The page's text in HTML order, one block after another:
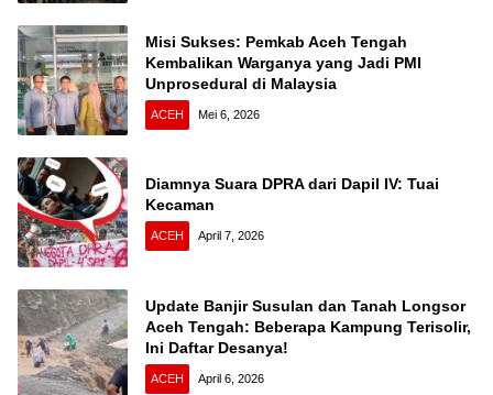
Misi Sukses: Pemkab Aceh Tengah
Kembalikan Warganya yang Jadi PMI
Unprosedural di Malaysia
ACEH Mei 6, 2026
Diamnya Suara DPRA dari Dapil IV: Tuai
Kecaman
ACEH April 7, 2026
Update Banjir Susulan dan Tanah Longsor
Aceh Tengah: Beberapa Kampung Terisolir,
Ini Daftar Desanya!
ACEH April 6, 2026